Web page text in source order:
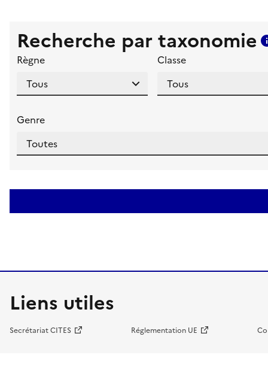
Recherche par taxonomie
Règne Classe
Genre
Liens utiles
Secrétariat CITES Réglementation UE